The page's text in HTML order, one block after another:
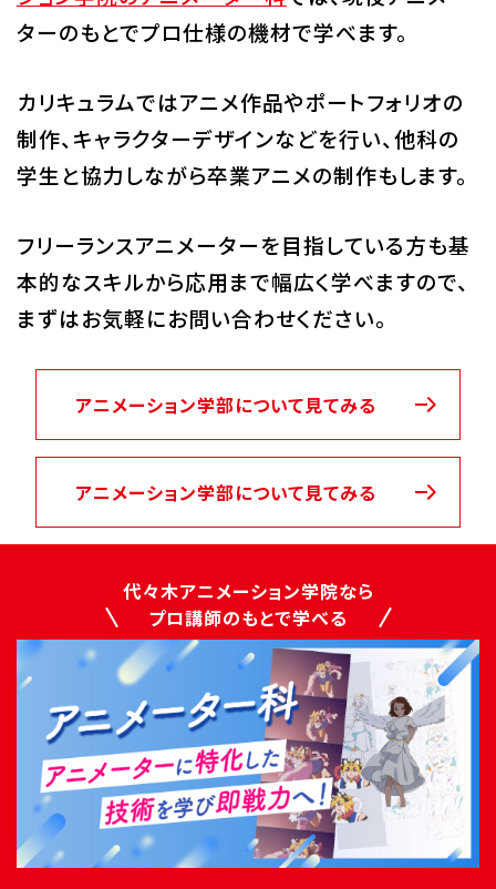
ターのもとでプロ仕様の機材で学べます。
カリキュラムではアニメ作品やポートフォリオの
制作、キャラクターデザインなどを行い、他科の
学生と協力しながら卒業アニメの制作もします。
フリーランスアニメーターを目指している方も基
本的なスキルから応用まで幅広く学べますので、
まずはお気軽にお問い合わせください。
アニメーション学部について見てみる
アニメーション学部について見てみる
代々木アニメーション学院なら
プロ講師のもとで学べる